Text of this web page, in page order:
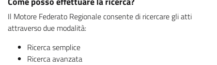
Il Motore Federato Regionale consente di ricercare gli atti
attraverso due modalità:
Ricerca semplice
Ricerca avanzata